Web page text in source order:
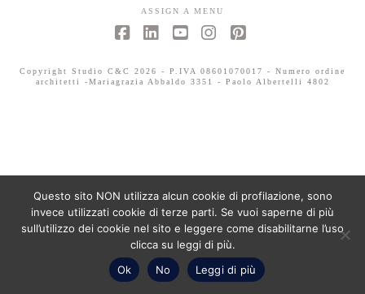
ASSIGN A MENU
Copyright Studio C&C 2026 - P.IVA 08601070017 - Numero ordine
architetti -Mariagrazia Abbaldo 3351 - Paolo Albertelli 4802
Questo sito NON utilizza alcun cookie di profilazione, sono
invece utilizzati cookie di terze parti. Se vuoi saperne di più
sull’utilizzo dei cookie nel sito e leggere come disabilitarne l’uso
clicca su leggi di più.
Ok
No Leggi di più